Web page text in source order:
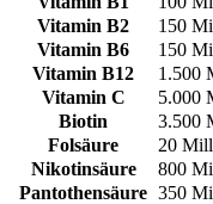
Vitamin B2
150
Vitamin B6
150
Vitamin B12
1.500
Vitamin C
5.000
Biotin
3.500
Folsäure
20
Nikotinsäure
800
Pantothensäure 350